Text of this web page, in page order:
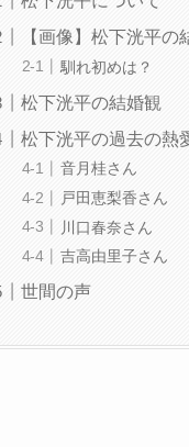
【画像】松下洸平
馴れ初めは？
松下洸平の結婚観
松下洸平の過去の熱
音月桂さん
戸田恵梨香さん
川口春奈さん
吉高由里子さん
世間の声